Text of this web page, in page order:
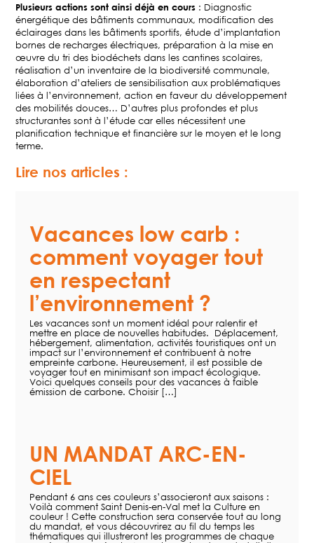
Plusieurs actions sont ainsi déjà en cours : Diagnostic
énergétique des bâtiments communaux, modification des
éclairages dans les bâtiments sportifs, étude d’implantation
bornes de recharges électriques, préparation à la mise en
œuvre du tri des biodéchets dans les cantines scolaires,
réalisation d’un inventaire de la biodiversité communale,
élaboration d’ateliers de sensibilisation aux problématiques
liées à l’environnement, action en faveur du développement
des mobilités douces… D’autres plus profondes et plus
structurantes sont à l’étude car elles nécessitent une
planification technique et financière sur le moyen et le long
terme.
Lire nos articles :
Vacances low carb :
comment voyager tout
en respectant
l’environnement ?
Les vacances sont un moment idéal pour ralentir et
mettre en place de nouvelles habitudes. Déplacement,
hébergement, alimentation, activités touristiques ont un
impact sur l’environnement et contribuent à notre
empreinte carbone. Heureusement, il est possible de
voyager tout en minimisant son impact écologique.
Voici quelques conseils pour des vacances à faible
émission de carbone. Choisir […]
UN MANDAT ARC-EN-
CIEL
Pendant 6 ans ces couleurs s’associeront aux saisons :
Voilà comment Saint Denis-en-Val met la Culture en
couleur ! Cette construction sera conservée tout au long
du mandat, et vous découvrirez au fil du temps les
thématiques qui illustreront les programmes de chaque